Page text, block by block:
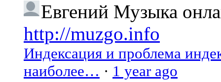
Евгений Музыка
http://muzgo.info
Индексация и проблема
наиболее… · 1 year ago